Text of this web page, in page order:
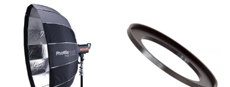
Placute cap trepied
Huse trepied / stativ lumini
Sina Focus pentru Macro
Accesorii trepiede si monopiede
Selfie Stick